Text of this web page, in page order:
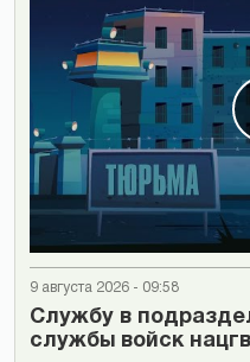
9 августа 2026 - 09:58
Cлужбу в
службы войск